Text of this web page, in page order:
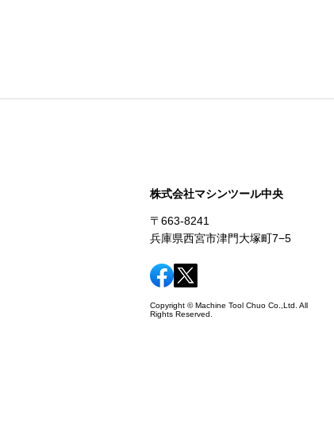
株式会社マシンツール中央
〒663-8241
兵庫県西宮市津門大塚町7−5
Copyright © Machine Tool Chuo Co.,Ltd. All
Rights Reserved.